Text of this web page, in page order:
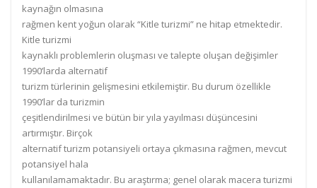
kaynağın olmasına
rağmen kent yoğun olarak “Kitle turizmi” ne hitap etmektedir.
Kitle turizmi
kaynaklı problemlerin oluşması ve talepte oluşan değişimler
1990’larda alternatif
turizm türlerinin gelişmesini etkilemiştir. Bu durum özellikle
1990’lar da turizmin
çeşitlendirilmesi ve bütün bir yıla yayılması düşüncesini
artırmıştır. Birçok
alternatif turizm potansiyeli ortaya çıkmasına rağmen, mevcut
potansiyel hala
kullanılamamaktadır. Bu araştırma; genel olarak macera turizmi